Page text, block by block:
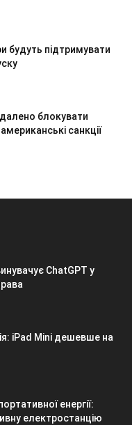
будуть підтримувати
блокувати
санкції
ChatGPT у
iPad Mini дешевше на
енергії:
електростанцію